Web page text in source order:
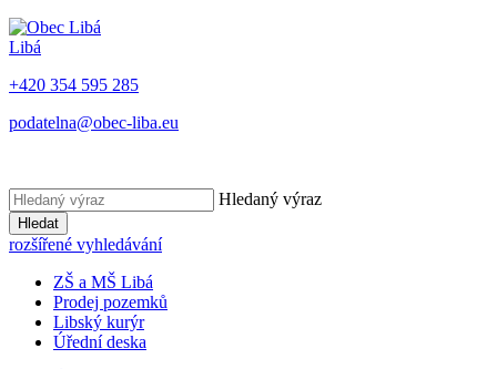
Libá
+420 354 595 285
podatelna@obec-liba.eu
Hledaný výraz
Hledat
rozšířené vyhledávání
ZŠ a MŠ Libá
Prodej pozemků
Libský kurýr
Úřední deska